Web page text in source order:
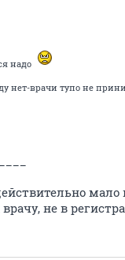
надо
нет-врачи тупо не
не в